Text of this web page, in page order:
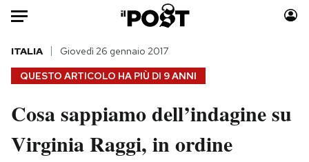
Auto
HOME
Italia
Politica
Moda
Consumismi
QUESTO ARTICOLO HA PIÙ DI 9 ANNI
ITALIA Giovedì 26 gennaio 2017
Cosa sappiamo dell’indagine su
Virginia Raggi, in ordine